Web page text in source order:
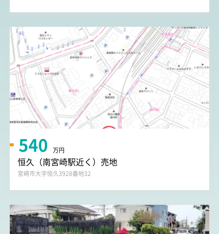
540 万円
恒久（南宮崎駅近く）売地
宮崎市大字恒久3928番地32